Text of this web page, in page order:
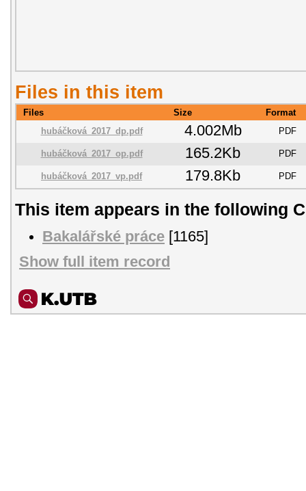
Files in this item
Files Size
Format
hubáčková_2017_dp.pdf
4.002Mb PDF
hubáčková_2017_op.pdf 165.2Kb PDF
hubáčková_2017_vp.pdf 179.8Kb PDF
This item appears in the following
Bakalářské práce [1165]
Show full item record